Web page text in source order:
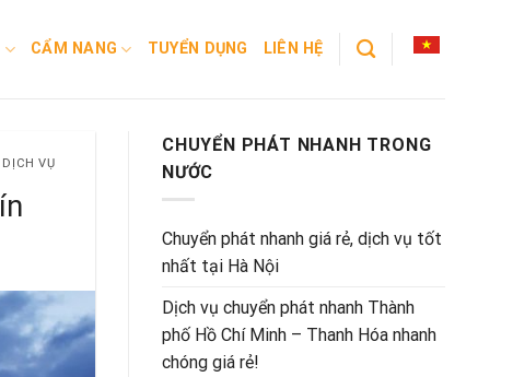
CẨM NANG TUYỂN DỤNG LIÊN HỆ
DỊCH VỤ
CHUYỂN PHÁT NHANH TRONG
NƯỚC
Chuyển phát nhanh giá rẻ, dịch vụ tốt
nhất tại Hà Nội
Dịch vụ chuyển phát nhanh Thành
phố Hồ Chí Minh – Thanh Hóa nhanh
chóng giá rẻ!